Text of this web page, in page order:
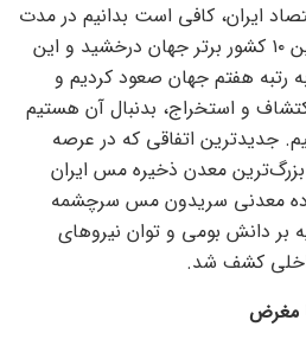
ایران، کافی است بدانیم در مدت
زمان کوتاهی نام ایران در بین ۱۰ کشور برتر جهان درخشید و این
رتبه هفتم جهان صعود کردیم و
و استخراج، بدنبال آن هستیم
جدیدترین اتفاقی که در عرصه
معدن ذخیره مس ایران
معدنی سریدون مس سرچشمه
بر دانش بومی و توان نیرو‌های
کشف شد.
مغرض